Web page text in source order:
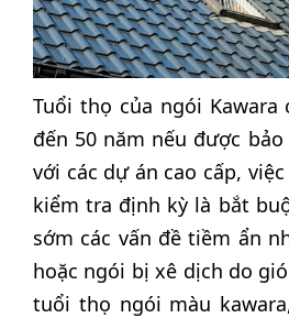
Tuổi thọ của ngói
đến 50 năm nếu được
với các dự án cao cấp,
kiểm tra định kỳ là bắt
sớm các vấn đề tiềm ẩn
hoặc ngói bị xê dịch do
tuổi thọ ngói màu